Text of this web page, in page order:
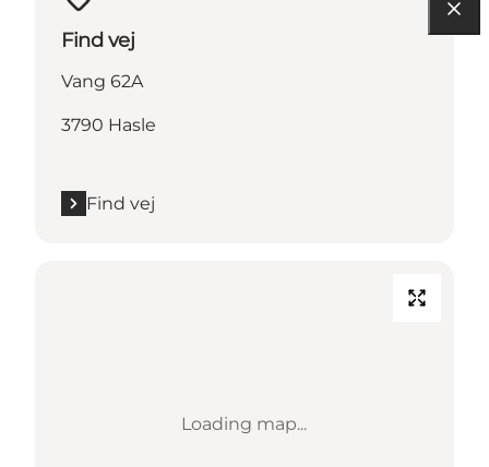
Find vej
Vang 62A
3790 Hasle
Find vej
Loading map...